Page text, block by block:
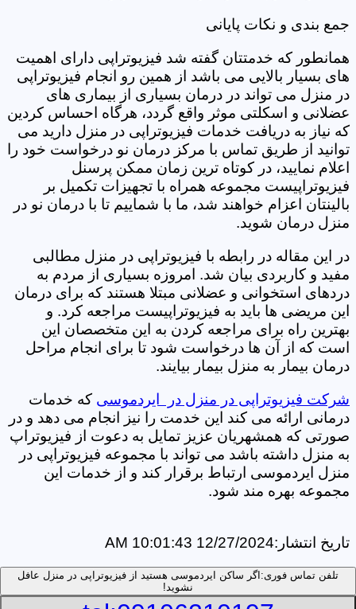
جمع بندی و نکات پایانی
همانطور که خدمتتان گفته شد فیزیوتراپی دارای اهمیت
های بسیار بالایی می باشد از همین رو انجام فیزیوتراپی
در منزل می تواند در درمان بسیاری از بیماری های
عضلانی و اسکلتی موثر واقع گردد، هرگاه احساس کردین
که نیاز به دریافت خدمات فیزیوتراپی در منزل دارید می
توانید از طریق تماس با مرکز درمان نو درخواست خود را
اعلام نمایید، در کوتاه ترین زمان ممکن پرسنل
فیزیوتراپیست مجموعه همراه با تجهیزات تکمیل بر
بالینتان اعزام خواهند شد، ما با شماییم تا با درمان نو در
منزل درمان شوید.
در این مقاله در رابطه با فیزیوتراپی در منزل مطالبی
مفید و کاربردی بیان شد. امروزه بسیاری از مردم به
دردهای استخوانی و عضلانی مبتلا هستند که برای درمان
این مریضی ها باید به فیزیوتراپیست مراجعه کرد. و
بهترین راه برای مراجعه کردن به این متخصصان این
است که از آن ها درخواست شود تا برای انجام مراحل
درمان بیمار به منزل بیمار بیایند.
شرکت فیزیوتراپی در منزل در ایردموسی که خدمات
درمانی ارائه می کند این خدمت را نیز انجام می دهد و در
صورتی که همشهریان عزیز تمایل به دعوت از فیزیوتراپ
به منزل داشته باشد می تواند با مجموعه فیزیوتراپی در
منزل ایردموسی ارتباط برقرار کند و از خدمات این
مجموعه بهره مند شود.
تاریخ انتشار:12/27/2024 10:01:43 AM
تلفن تماس فوری: اگر ساکن ایردموسی هستید از فیزیوتراپی در منزل عافل
نشوید!